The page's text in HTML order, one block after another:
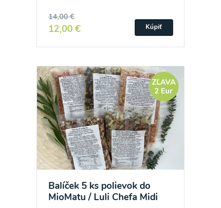
14,00 €
12,00 € Kúpiť
ZĽAVA
2 Eur
Balíček 5 ks polievok do
MioMatu / Luli Chefa Midi